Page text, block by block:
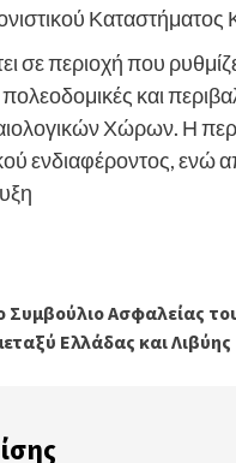
σε περιοχή που
και
Χώρων. Η
ενδιαφέροντος, ενώ
Ασφαλείας
Ελλάδας και Λιβύης